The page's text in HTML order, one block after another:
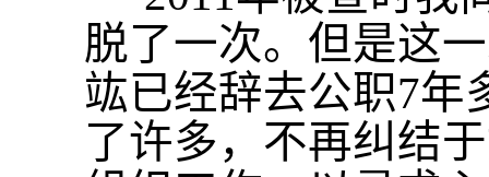
脱了一次。但是这
竑已经辞去公职7年
了许多，不再纠结